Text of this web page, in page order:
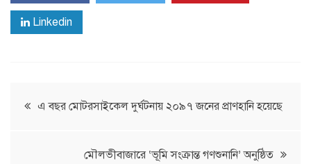
Linkedin
Postএ বছর মোটরসাইকেল দুর্ঘটনায় ২০৯৭ জনের প্রাণহানি হয়েছে
মৌলভীবাজারে ‘ভূমি সংক্রান্ত গণশুনানি’ অনুষ্ঠিত